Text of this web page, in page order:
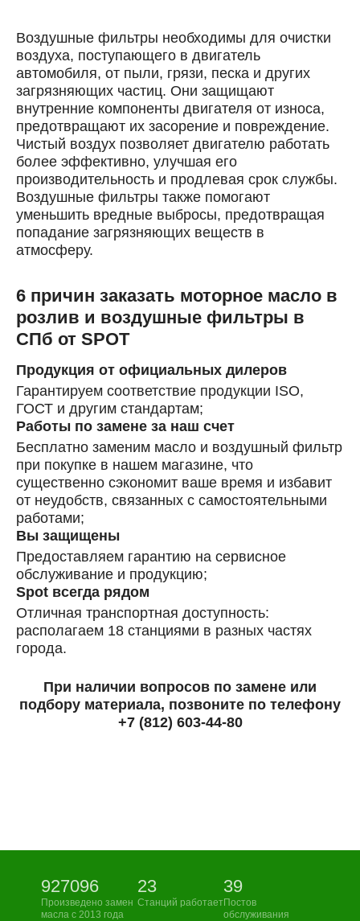
Воздушные фильтры необходимы для очистки
воздуха, поступающего в двигатель
автомобиля, от пыли, грязи, песка и других
загрязняющих частиц. Они защищают
внутренние компоненты двигателя от износа,
предотвращают их засорение и повреждение.
Чистый воздух позволяет двигателю работать
более эффективно, улучшая его
производительность и продлевая срок службы.
Воздушные фильтры также помогают
уменьшить вредные выбросы, предотвращая
попадание загрязняющих веществ в
атмосферу.
6 причин заказать моторное масло в
розлив и воздушные фильтры в
СПб от SPOT
Продукция от официальных дилеров
Гарантируем соответствие продукции ISO,
ГОСТ и другим стандартам;
Работы по замене за наш счет
Бесплатно заменим масло и воздушный фильтр
при покупке в нашем магазине, что
существенно сэкономит ваше время и избавит
от неудобств, связанных с самостоятельными
работами;
Вы защищены
Предоставляем гарантию на сервисное
обслуживание и продукцию;
Spot всегда рядом
Отличная транспортная доступность:
располагаем 18 станциями в разных частях
города.
При наличии вопросов по замене или
подбору материала, позвоните по телефону
+7 (812) 603-44-80
927096
Произведено замен
масла с 2013 года
23
Станций работает
39
Постов
обслуживания
Далее
ОК